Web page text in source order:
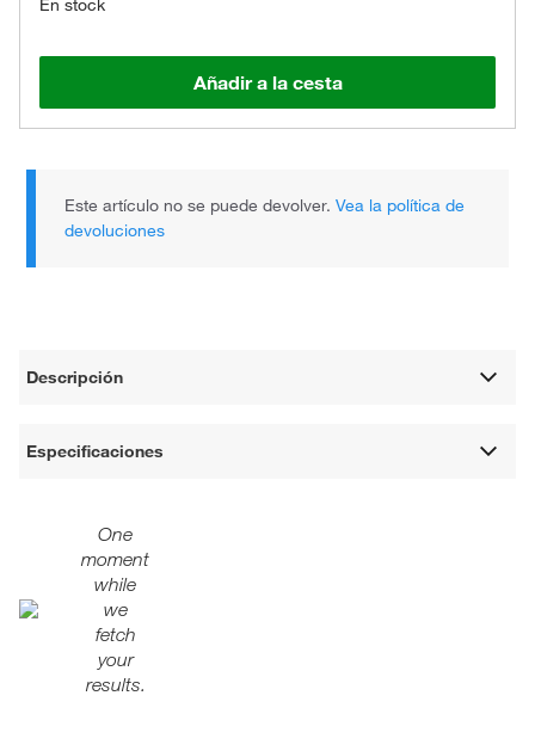
En stock
Añadir a la cesta
Este artículo no se puede devolver.Vea la política de
devoluciones
Descripción
Especificaciones
One
moment
while
we
fetch
your
results.